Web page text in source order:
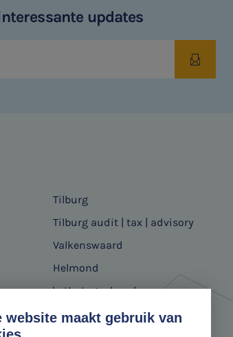
website maakt gebruik van
updates
Tilburg
Tilburg audit | tax | advisory
Valkenswaard
Helmond
's-Hertogenbosch